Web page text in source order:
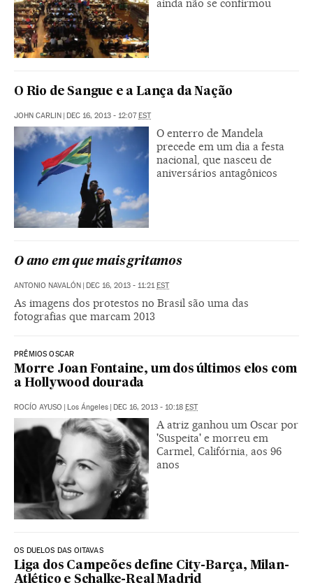
ainda não se confirmou
O Rio de Sangue e a Lança da Nação
JOHN CARLIN | DEC 16, 2013 - 12:07EST
O enterro de Mandela
precede em um dia a festa
nacional, que nasceu de
aniversários antagônicos
O ano em que mais gritamos
ANTONIO NAVALÓN | DEC 16, 2013 - 11:21EST
As imagens dos protestos no Brasil são uma das
fotografias que marcam 2013
PRÊMIOS OSCAR
Morre Joan Fontaine, um dos últimos elos com
a Hollywood dourada
ROCÍO AYUSO | Los Ángeles | DEC 16, 2013 - 10:18 EST
A atriz ganhou um Oscar por
'Suspeita' e morreu em
Carmel, Califórnia, aos 96
anos
OS DUELOS DAS OITAVAS
Liga dos Campeões define City-Barça, Milan-
Atlético e Schalke-Real Madrid